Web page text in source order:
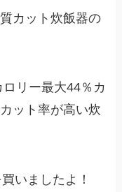
カット炊飯器の
リー最大44％カ
ット率が高い炊
いましたよ！